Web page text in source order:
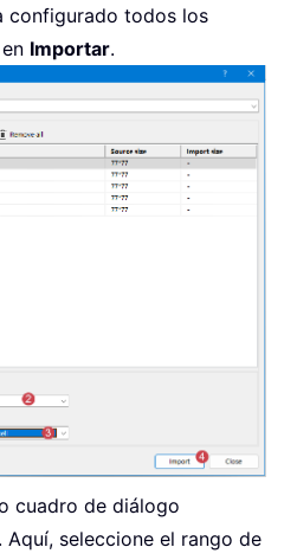
configurado todos los
Importar.
cuadro de diálogo
Aquí, seleccione el rango de